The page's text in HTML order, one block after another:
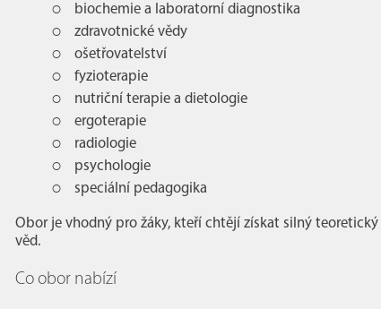
biochemie a laboratorní diagnostika
zdravotnické vědy
ošetřovatelství
fyzioterapie
nutriční terapie a dietologie
ergoterapie
radiologie
psychologie
speciální pedagogika
Obor je vhodný pro žáky, kteří chtějí získat silný
věd.
Co obor nabízí